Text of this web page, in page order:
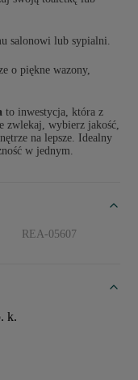
salonowi lub sypialni.
o piękne wazony,
to inwestycja, która z
zwlekaj, wybierz jakość,
na lepsze. Idealny
w jednym.
REA-05607
k.